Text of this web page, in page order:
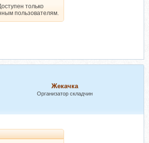
только
пользователям.
Жекачка
Организатор складчин